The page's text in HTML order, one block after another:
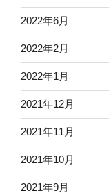
2022年6月
2022年2月
2022年1月
2021年12月
2021年11月
2021年10月
2021年9月